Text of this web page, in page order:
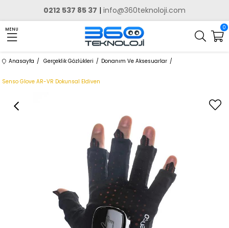
0212 537 85 37 | info@360teknoloji.com
MENU 0
Anasayfa Gerçeklik Gözlükleri Donanım Ve Aksesuarlar
Senso Glove AR-VR Dokunsal Eldiven